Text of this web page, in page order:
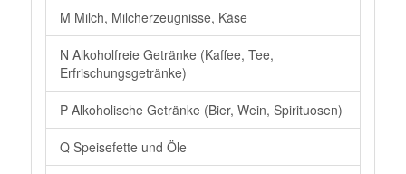
M Milch, Milcherzeugnisse, Käse
N Alkoholfreie Getränke (Kaffee, Tee,
Erfrischungsgetränke)
P Alkoholische Getränke (Bier, Wein, Spirituosen)
Q Speisefette und Öle